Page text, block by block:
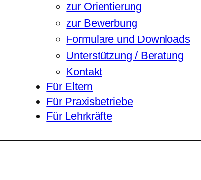
zur Orientierung
zur Bewerbung
Formulare und Downloads
Unterstützung / Beratung
Kontakt
Für Eltern
Für Praxisbetriebe
Für Lehrkräfte